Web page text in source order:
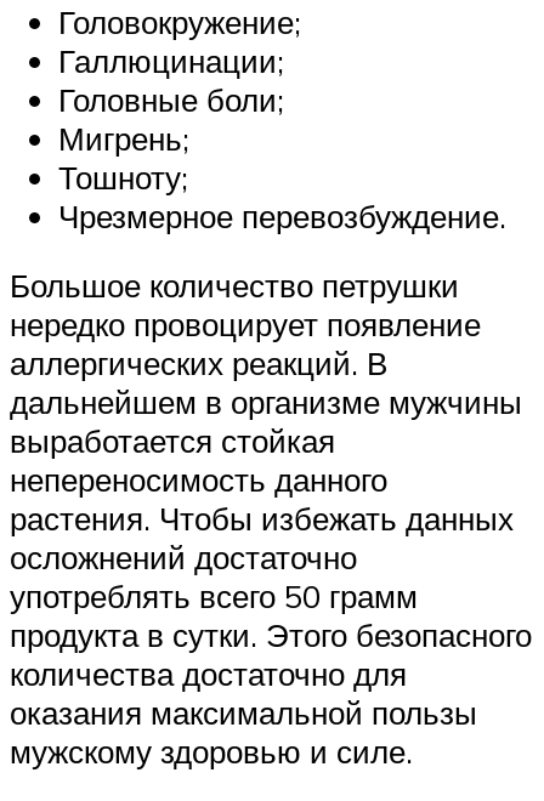
Головокружение;
Галлюцинации;
Головные боли;
Мигрень;
Тошноту;
Чрезмерное перевозбуждение.
Большое количество петрушки
нередко провоцирует появление
аллергических реакций. В
дальнейшем в организме мужчины
выработается стойкая
непереносимость данного
растения. Чтобы избежать данных
осложнений достаточно
употреблять всего 50 грамм
продукта в сутки. Этого безопасного
количества достаточно для
оказания максимальной пользы
мужскому здоровью и силе.